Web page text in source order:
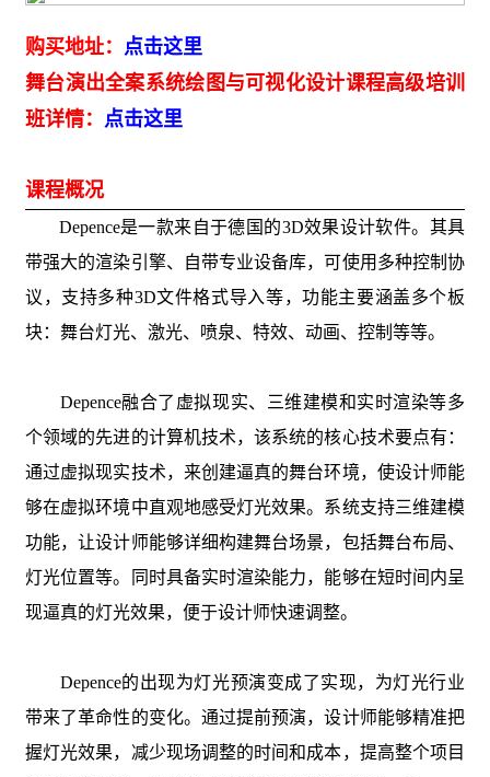
购买地址： 点击这里
舞台演出全案系统绘图与可视化设计课程高级培训
班详情： 点击这里
课程概况
Depence是一款来自于德国的3D效果设计软件。其具
带强大的渲染引擎、自带专业设备库，可使用多种控制协
议，支持多种3D文件格式导入等，功能主要涵盖多个板
块：舞台灯光、激光、喷泉、特效、动画、控制等等。
Depence融合了虚拟现实、三维建模和实时渲染等多
个领域的先进的计算机技术，该系统的核心技术要点有：
通过虚拟现实技术，来创建逼真的舞台环境，使设计师能
够在虚拟环境中直观地感受灯光效果。系统支持三维建模
功能，让设计师能够详细构建舞台场景，包括舞台布局、
灯光位置等。同时具备实时渲染能力，能够在短时间内呈
现逼真的灯光效果，便于设计师快速调整。
Depence的出现为灯光预演变成了实现，为灯光行业
带来了革命性的变化。通过提前预演，设计师能够精准把
握灯光效果，减少现场调整的时间和成本，提高整个项目